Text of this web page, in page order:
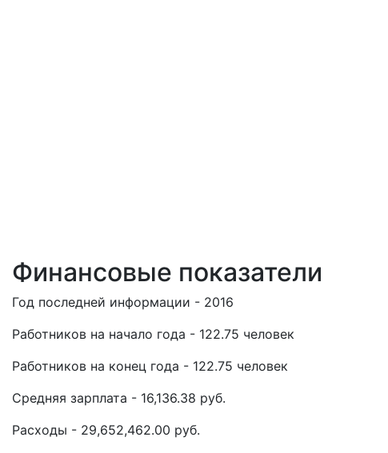
Финансовые показатели
Год последней информации - 2016
Работников на начало года - 122.75 человек
Работников на конец года - 122.75 человек
Средняя зарплата - 16,136.38 руб.
Расходы - 29,652,462.00 руб.